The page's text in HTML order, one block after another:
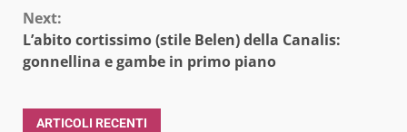
Next:
L’abito cortissimo (stile Belen) della Canalis:
gonnellina e gambe in primo piano
ARTICOLI RECENTI